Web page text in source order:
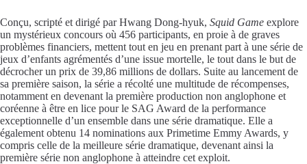
Conçu, scripté et dirigé par Hwang Dong-hyuk, Squid Game explore
un mystérieux concours où 456 participants, en proie à de graves
problèmes financiers, mettent tout en jeu en prenant part à une série de
jeux d’enfants agrémentés d’une issue mortelle, le tout dans le but de
décrocher un prix de 39,86 millions de dollars. Suite au lancement de
sa première saison, la série a récolté une multitude de récompenses,
notamment en devenant la première production non anglophone et
coréenne à être en lice pour le SAG Award de la performance
exceptionnelle d’un ensemble dans une série dramatique. Elle a
également obtenu 14 nominations aux Primetime Emmy Awards, y
compris celle de la meilleure série dramatique, devenant ainsi la
première série non anglophone à atteindre cet exploit.